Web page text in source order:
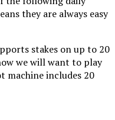
they are always easy
stakes on up to 20
we will want to play
machine includes 20